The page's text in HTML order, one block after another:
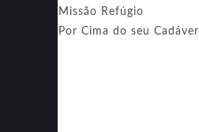
Missão Refúgio
Por Cima do seu Cadáver